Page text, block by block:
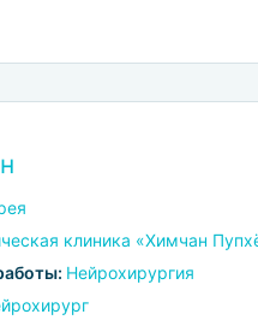
клиника «Химчан
Нейрохирургия